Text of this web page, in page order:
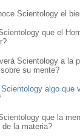
Scientology el
que el
Scientology a la
su mente?
algo que
que la
de la materia?